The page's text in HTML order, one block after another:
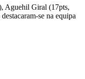
Aguehil Giral (17pts,
se na equipa